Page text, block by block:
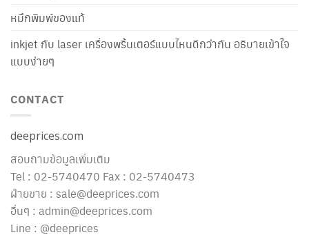
หมึกพิมพ์ของแท้
inkjet กับ laser เครื่องพริ้นเตอร์แบบไหนดีกว่ากัน อธิบายเข้าใจ
แบบง่ายๆ
CONTACT
deeprices.com
สอบถามข้อมูลเพิ่มเติม
Tel : 02-5740470 Fax : 02-5740473
ฝ่ายขาย : sale@deeprices.com
อื่นๆ : admin@deeprices.com
Line : @deeprices